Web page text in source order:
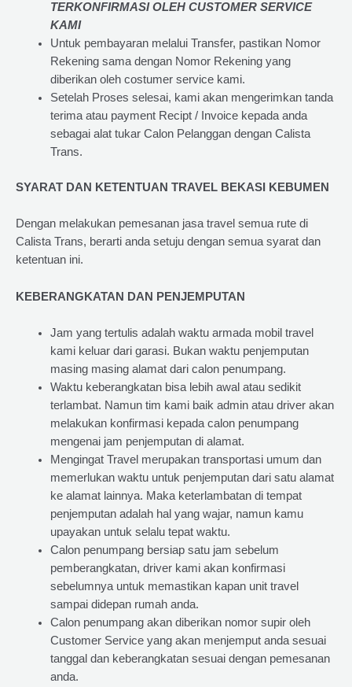
TERKONFIRMASI OLEH CUSTOMER SERVICE
KAMI
Untuk pembayaran melalui Transfer, pastikan Nomor
Rekening sama dengan Nomor Rekening yang
diberikan oleh costumer service kami.
Setelah Proses selesai, kami akan mengerimkan tanda
terima atau payment Recipt / Invoice kepada anda
sebagai alat tukar Calon Pelanggan dengan Calista
Trans.
SYARAT DAN KETENTUAN TRAVEL BEKASI KEBUMEN
Dengan melakukan pemesanan jasa travel semua rute di
Calista Trans, berarti anda setuju dengan semua syarat dan
ketentuan ini.
KEBERANGKATAN DAN PENJEMPUTAN
Jam yang tertulis adalah waktu armada mobil travel
kami keluar dari garasi. Bukan waktu penjemputan
masing masing alamat dari calon penumpang.
Waktu keberangkatan bisa lebih awal atau sedikit
terlambat. Namun tim kami baik admin atau driver akan
melakukan konfirmasi kepada calon penumpang
mengenai jam penjemputan di alamat.
Mengingat Travel merupakan transportasi umum dan
memerlukan waktu untuk penjemputan dari satu alamat
ke alamat lainnya. Maka keterlambatan di tempat
penjemputan adalah hal yang wajar, namun kamu
upayakan untuk selalu tepat waktu.
Calon penumpang bersiap satu jam sebelum
pemberangkatan, driver kami akan konfirmasi
sebelumnya untuk memastikan kapan unit travel
sampai didepan rumah anda.
Calon penumpang akan diberikan nomor supir oleh
Customer Service yang akan menjemput anda sesuai
tanggal dan keberangkatan sesuai dengan pemesanan
anda.